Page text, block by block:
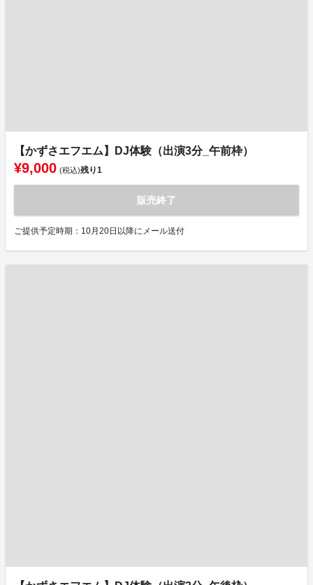
【かずさエフエム】DJ体験（出演3分_午前枠）
¥9,000 (税込)残り1
販売終了
ご提供予定時期：10月20日以降にメール送付